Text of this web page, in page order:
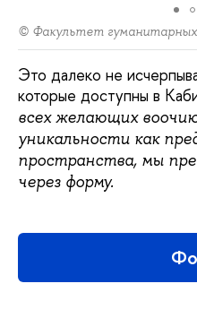
© Факультет гуманитарных
Это далеко не
которые доступны в
всех желающих
уникальности как
пространства, мы
через форму.